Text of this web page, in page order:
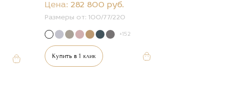
Цена: 282 800 руб.
Размеры от:100/77/220
+152
Купить в 1 клик